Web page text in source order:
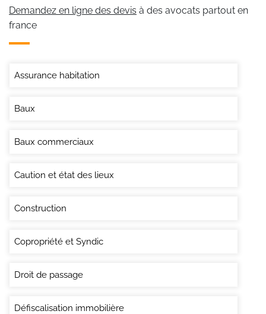
Demandez en ligne des devis à des avocats partout en
france
Assurance habitation
Baux
Baux commerciaux
Caution et état des lieux
Construction
Copropriété et Syndic
Droit de passage
Défiscalisation immobilière